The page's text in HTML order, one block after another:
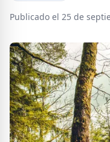
Publicado el 25 de